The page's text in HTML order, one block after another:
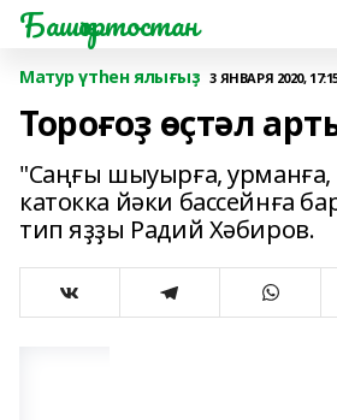
Башҡортостан
Матур үтһен ялығыҙ 3 ЯНВАРЯ 2020,
Тороғоҙ өҫтәл
"Саңғы шыуырға, урманға,
катокка йәки бассейнға
тип яҙҙы Радий Хәбиров.